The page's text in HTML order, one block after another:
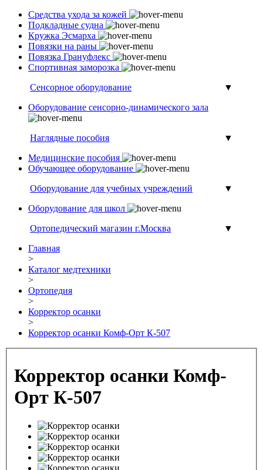
Средства ухода за кожей
Подкладные судна
Кружка Эсмарха
Повязки на раны
Повязка Грануфлекс
Спортивная заморозка
Сенсорное оборудование
▼
Оборудование сенсорно-динамического зала
Наглядные пособия
▼
Медицинские пособия
Обучающее оборудование
Оборудование для учебных учреждений
▼
Оборудование для школ
Ортопедический магазин г.Москва
▼
Главная
>
Каталог медтехники
>
Ортопедия
>
Корректор осанки
>
Корректор осанки Комф-Орт К-507
Корректор осанки Комф-
Орт К-507